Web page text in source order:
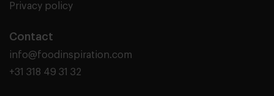
Privacy policy
Contact
info@foodinspiration.com
+31 318 49 31 32